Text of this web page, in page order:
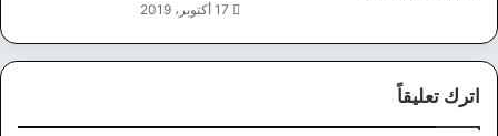
17 أكتوبر، 2019
اترك تعليقاً